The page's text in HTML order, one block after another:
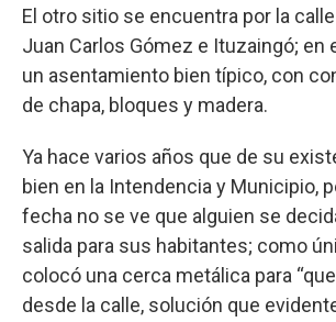
El otro sitio se encuentra por la
Juan Carlos Gómez e Ituzaingó; en
un asentamiento bien típico, con
de chapa, bloques y madera.
Ya hace varios años que de su
bien en la Intendencia y Municipio,
fecha no se ve que alguien se
salida para sus habitantes; como
colocó una cerca metálica para
desde la calle, solución que